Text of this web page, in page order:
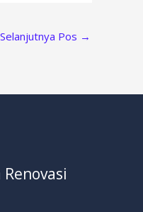
Selanjutnya Pos →